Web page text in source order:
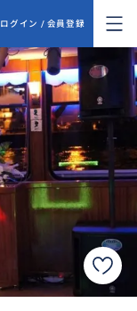
ログイン / 会員登録